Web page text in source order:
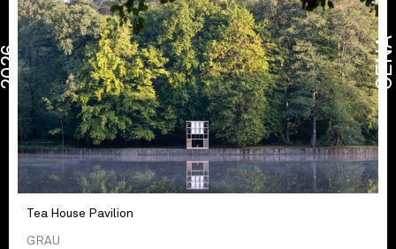
Tea House Pavilion
GRAU
2026 CENA